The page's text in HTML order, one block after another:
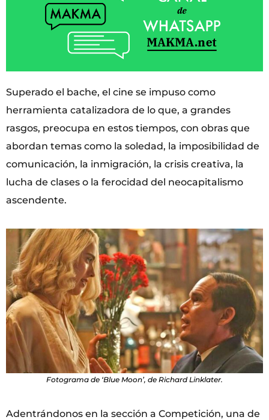
Superado el bache, el cine se impuso como
herramienta catalizadora de lo que, a grandes
rasgos, preocupa en estos tiempos, con obras que
abordan temas como la soledad, la imposibilidad de
comunicación, la inmigración, la crisis creativa, la
lucha de clases o la ferocidad del neocapitalismo
ascendente.
Fotograma de ‘Blue Moon’, de Richard Linklater.
Adentrándonos en la sección a Competición, una de